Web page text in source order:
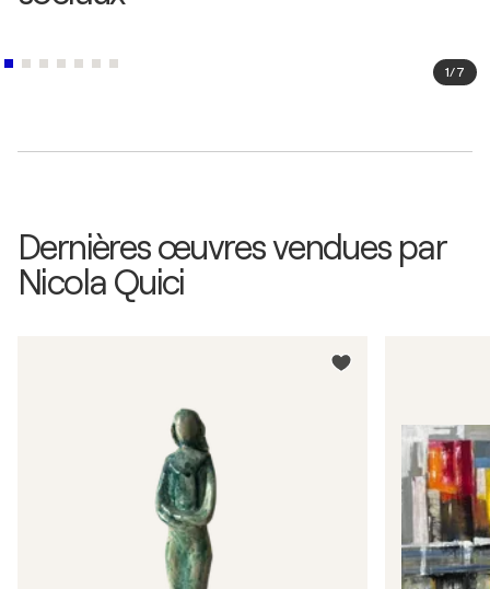
1/7
Dernières œuvres vendues par
Nicola Quici